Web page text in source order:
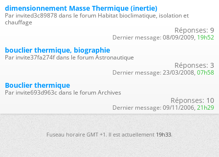
dimensionnement Masse Thermique (inertie)
Par invited3c89878 dans le forum Habitat bioclimatique, isolation et
chauffage
Réponses: 9
Dernier message: 08/09/2009, 19h52
bouclier thermique, biographie
Par invite37fa274f dans le forum Astronautique
Réponses: 3
Dernier message: 23/03/2008, 07h58
Bouclier thermique
Par invite693d963c dans le forum Archives
Réponses: 10
Dernier message: 09/11/2006, 21h29
Fuseau horaire GMT +1. Il est actuellement19h33.